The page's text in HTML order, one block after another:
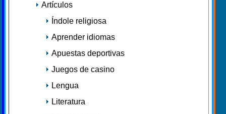
Artículos
Índole religiosa
Aprender idiomas
Apuestas deportivas
Juegos de casino
Lengua
Literatura